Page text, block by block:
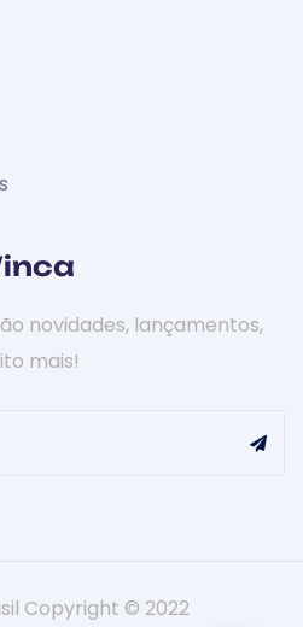
novidades, lançamentos,
mais!
Copyright © 2022